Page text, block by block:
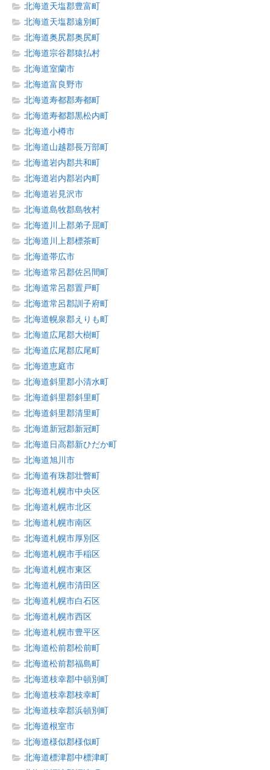
北海道天塩郡豊富町
北海道天塩郡遠別町
北海道奥尻郡奥尻町
北海道宗谷郡猿払村
北海道室蘭市
北海道富良野市
北海道寿都郡寿都町
北海道寿都郡黒松内町
北海道小樽市
北海道山越郡長万部町
北海道岩内郡共和町
北海道岩内郡岩内町
北海道岩見沢市
北海道島牧郡島牧村
北海道川上郡弟子屈町
北海道川上郡標茶町
北海道帯広市
北海道常呂郡佐呂間町
北海道常呂郡置戸町
北海道常呂郡訓子府町
北海道幌泉郡えりも町
北海道広尾郡大樹町
北海道広尾郡広尾町
北海道恵庭市
北海道斜里郡小清水町
北海道斜里郡斜里町
北海道斜里郡清里町
北海道新冠郡新冠町
北海道日高郡新ひだか町
北海道旭川市
北海道有珠郡壮瞥町
北海道札幌市中央区
北海道札幌市北区
北海道札幌市南区
北海道札幌市厚別区
北海道札幌市手稲区
北海道札幌市東区
北海道札幌市清田区
北海道札幌市白石区
北海道札幌市西区
北海道札幌市豊平区
北海道松前郡松前町
北海道松前郡福島町
北海道枝幸郡中頓別町
北海道枝幸郡枝幸町
北海道枝幸郡浜頓別町
北海道根室市
北海道様似郡様似町
北海道標津郡中標津町